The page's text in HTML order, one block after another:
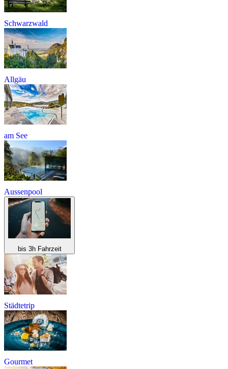
Schwarzwald
Allgäu
am See
Aussenpool
bis 3h Fahrzeit
Städtetrip
Gourmet